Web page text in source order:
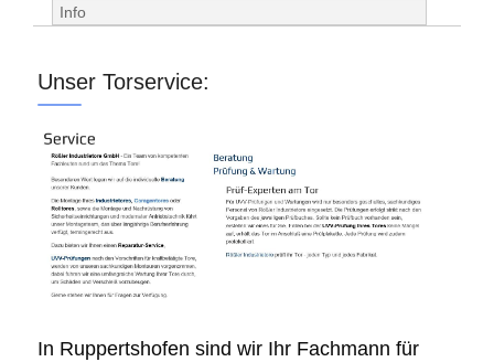
Info
Unser Torservice:
In Ruppertshofen sind wir Ihr Fachmann für